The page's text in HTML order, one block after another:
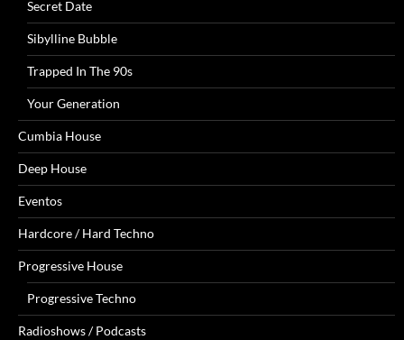
Secret Date
Sibylline Bubble
Trapped In The 90s
Your Generation
Cumbia House
Deep House
Eventos
Hardcore / Hard Techno
Progressive House
Progressive Techno
Radioshows / Podcasts